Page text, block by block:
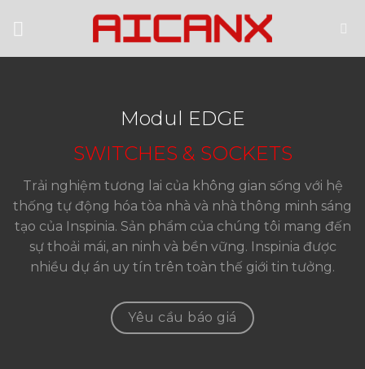
Modul EDGE
SWITCHES & SOCKETS
Trải nghiệm tương lai của không gian sống với hệ
thống tự động hóa tòa nhà và nhà thông minh sáng
tạo của Inspinia. Sản phẩm của chúng tôi mang đến
sự thoải mái, an ninh và bền vững. Inspinia được
nhiều dự án uy tín trên toàn thế giới tin tưởng.
Yêu cầu báo giá